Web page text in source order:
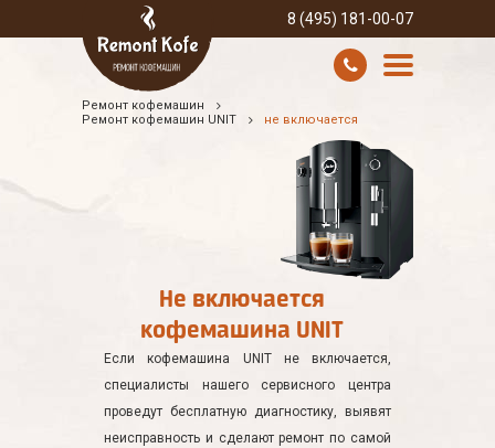
8 (495) 181-00-07
УСЛУГИ И ЦЕНЫ
Ремонт кофемашин
Ремонт кофемашин UNIT
не включается
Не включается
кофемашина UNIT
Если кофемашина UNIT не включается,
специалисты нашего сервисного центра
проведут бесплатную диагностику, выявят
неисправность и сделают ремонт по самой